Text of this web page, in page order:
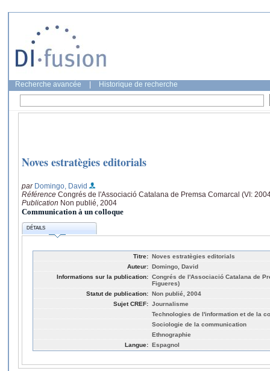
Recherche avancée Historique de recherche
Noves estratègies editorials
par Domingo, David
Référence Congrés de l'Associació Catalana de Premsa Comarcal (VI:
Publication Non publié, 2004
Communication à un colloque
DÉTAILS
Titre: Noves estratègies editorials
Auteur: Domingo, David
Informations sur la publication: Congrés de l'Associació Catalana de
Figueres)
Statut de publication: Non publié, 2004
Sujet CREF: Journalisme
Technologies de l'information et de la
Sociologie de la communication
Ethnographie
Langue: Espagnol